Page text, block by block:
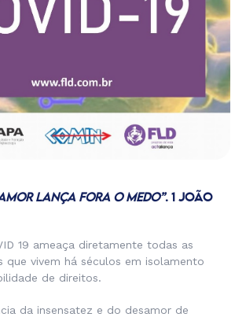
LANÇA FORA O MEDO”. 1 JOÃO
19 ameaça diretamente todas as
que vivem há séculos em isolamento
de direitos.
da insensatez e do desamor de